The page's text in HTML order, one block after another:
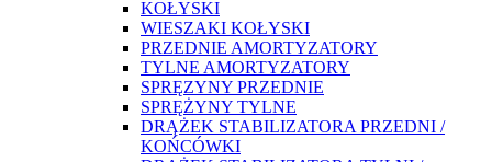
KOŁYSKI
WIESZAKI KOŁYSKI
PRZEDNIE AMORTYZATORY
TYLNE AMORTYZATORY
SPRĘZYNY PRZEDNIE
SPRĘŻYNY TYLNE
DRĄŻEK STABILIZATORA PRZEDNI /
KOŃCÓWKI